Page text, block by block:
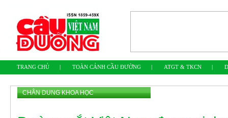
TRANG CHỦ | TOÀN CẢNH CẦU ĐƯỜNG | ATGT & TKCN |
CHÂN DUNG KHOA HỌC